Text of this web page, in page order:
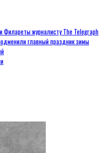
Филареты журналисту The Telegraph
главный праздник зимы